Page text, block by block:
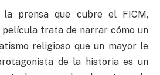
la prensa que cubre el FICM,
película trata de narrar cómo un
religioso que un mayor le
de la historia es un